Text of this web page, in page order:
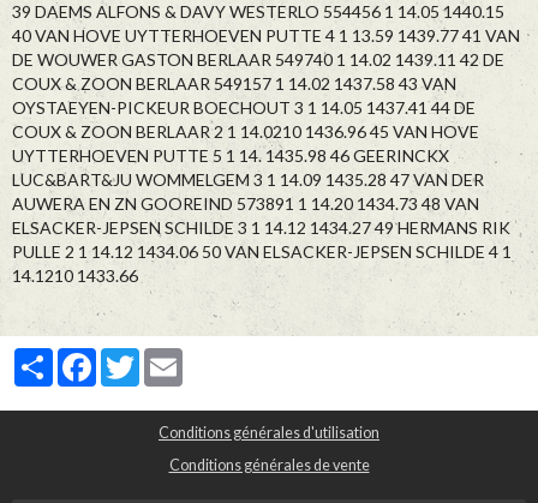
39 DAEMS ALFONS & DAVY WESTERLO 554456 1 14.05 1440.15
40 VAN HOVE UYTTERHOEVEN PUTTE 4 1 13.59 1439.77 41 VAN
DE WOUWER GASTON BERLAAR 549740 1 14.02 1439.11 42 DE
COUX & ZOON BERLAAR 549157 1 14.02 1437.58 43 VAN
OYSTAEYEN-PICKEUR BOECHOUT 3 1 14.05 1437.41 44 DE
COUX & ZOON BERLAAR 2 1 14.0210 1436.96 45 VAN HOVE
UYTTERHOEVEN PUTTE 5 1 14. 1435.98 46 GEERINCKX
LUC&BART&JU WOMMELGEM 3 1 14.09 1435.28 47 VAN DER
AUWERA EN ZN GOOREIND 573891 1 14.20 1434.73 48 VAN
ELSACKER-JEPSEN SCHILDE 3 1 14.12 1434.27 49 HERMANS RIK
PULLE 2 1 14.12 1434.06 50 VAN ELSACKER-JEPSEN SCHILDE 4 1
14.1210 1433.66
PartagerFacebook
Twitter
Conditions générales d'utilisation
Conditions générales de vente